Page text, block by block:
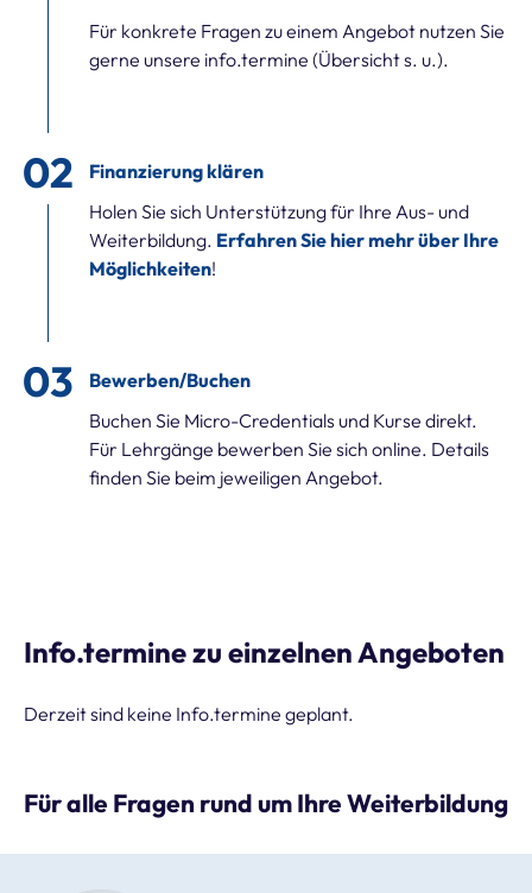
Für konkrete Fragen zu einem Angebot nutzen Sie
gerne unsere info.termine (Übersicht s. u.).
Finanzierung klären
Holen Sie sich Unterstützung für Ihre Aus- und
Weiterbildung. Erfahren Sie hier mehr über Ihre
Möglichkeiten!
Bewerben/Buchen
Buchen Sie Micro-Credentials und Kurse direkt.
Für Lehrgänge bewerben Sie sich online. Details
finden Sie beim jeweiligen Angebot.
Info.termine zu einzelnen Angeboten
Derzeit sind keine Info.termine geplant.
Für alle Fragen rund um Ihre Weiterbildung